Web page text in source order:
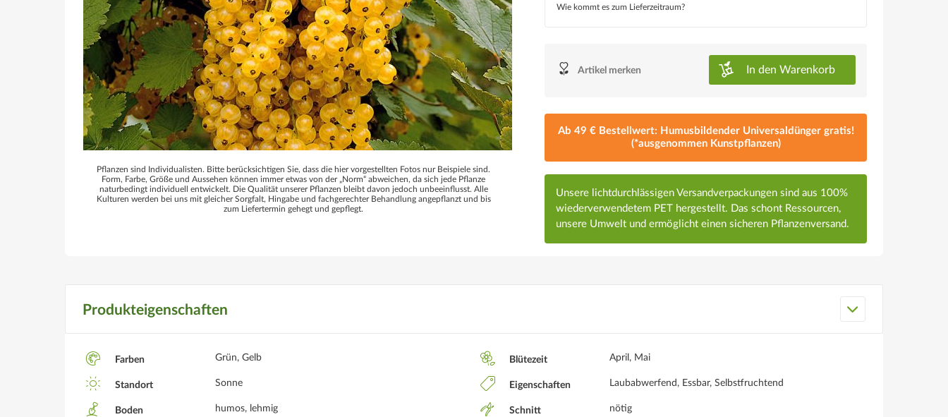
Pflanzen sind Individualisten. Bitte berücksichtigen Sie, dass die hier vorgestellten Fotos nur Beispiele sind.
Form, Farbe, Größe und Aussehen können immer etwas von der „Norm“ abweichen, da sich jede Pflanze
naturbedingt individuell entwickelt. Die Qualität unserer Pflanzen bleibt davon jedoch unbeeinflusst. Alle
Kulturen werden bei uns mit gleicher Sorgfalt, Hingabe und fachgerechter Behandlung angepflanzt und bis
zum Liefertermin gehegt und gepflegt.
Wie kommt es zum Lieferzeitraum?
Artikel merken In den Warenkorb
Ab 49 € Bestellwert: Humusbildender Universaldünger gratis!
(*ausgenommen Kunstpflanzen)
Unsere lichtdurchlässigen Versandverpackungen sind aus 100%
wiederverwendetem PET hergestellt. Das schont Ressourcen,
unsere Umwelt und ermöglicht einen sicheren Pflanzenversand.
Produkteigenschaften
Farben Grün, Gelb Blütezeit April, Mai
Standort Sonne Eigenschaften Laubabwerfend, Essbar, Selbstfruchtend
Boden humos, lehmig Schnitt nötig